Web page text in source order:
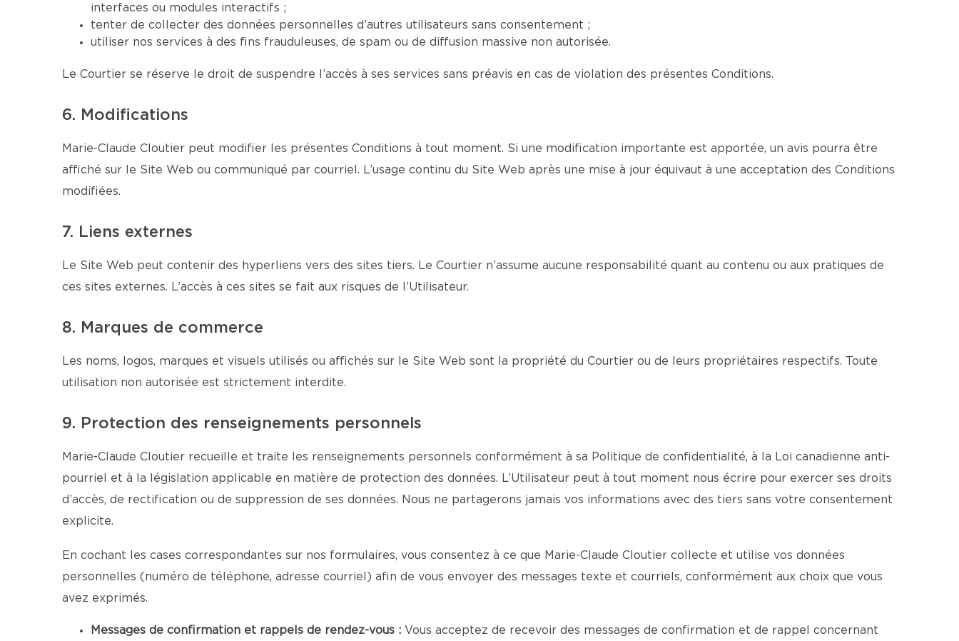
interfaces ou modules interactifs ;
tenter de collecter des données personnelles d’autres utilisateurs sans consentement ;
utiliser nos services à des fins frauduleuses, de spam ou de diffusion massive non autorisée.
Le Courtier se réserve le droit de suspendre l’accès à ses services sans préavis en cas de violation des présentes Conditions.
6. Modifications
Marie-Claude Cloutier peut modifier les présentes Conditions à tout moment. Si une modification importante est apportée, un avis pourra être
affiché sur le Site Web ou communiqué par courriel. L’usage continu du Site Web après une mise à jour équivaut à une acceptation des Conditions
modifiées.
7. Liens externes
Le Site Web peut contenir des hyperliens vers des sites tiers. Le Courtier n’assume aucune responsabilité quant au contenu ou aux pratiques de
ces sites externes. L’accès à ces sites se fait aux risques de l’Utilisateur.
8. Marques de commerce
Les noms, logos, marques et visuels utilisés ou affichés sur le Site Web sont la propriété du Courtier ou de leurs propriétaires respectifs. Toute
utilisation non autorisée est strictement interdite.
9. Protection des renseignements personnels
Marie-Claude Cloutier recueille et traite les renseignements personnels conformément à sa Politique de confidentialité, à la Loi canadienne anti-
pourriel et à la législation applicable en matière de protection des données. L’Utilisateur peut à tout moment nous écrire pour exercer ses droits
d’accès, de rectification ou de suppression de ses données. Nous ne partagerons jamais vos informations avec des tiers sans votre consentement
explicite.
En cochant les cases correspondantes sur nos formulaires, vous consentez à ce que Marie-Claude Cloutier collecte et utilise vos données
personnelles (numéro de téléphone, adresse courriel) afin de vous envoyer des messages texte et courriels, conformément aux choix que vous
avez exprimés.
Messages de confirmation et rappels de rendez-vous : Vous acceptez de recevoir des messages de confirmation et de rappel concernant